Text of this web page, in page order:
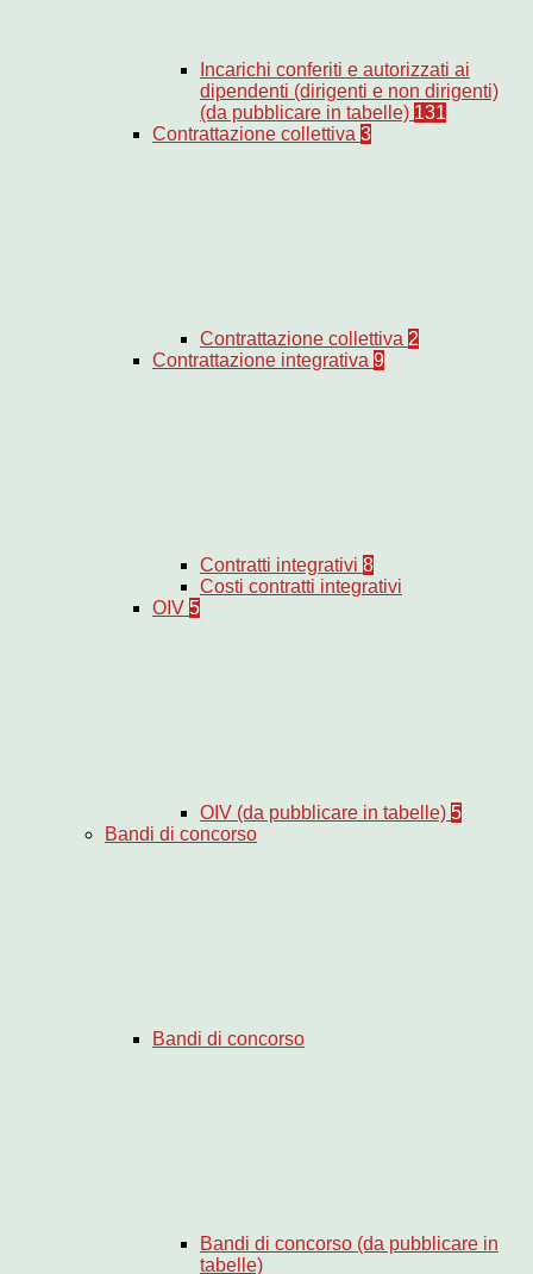
Incarichi conferiti e autorizzati ai
dipendenti (dirigenti e non dirigenti)
(da pubblicare in tabelle) 131
Contrattazione collettiva 3
Contrattazione collettiva 2
Contrattazione integrativa 9
Contratti integrativi 8
Costi contratti integrativi
OIV 5
OIV (da pubblicare in tabelle) 5
Bandi di concorso
Bandi di concorso
Bandi di concorso (da pubblicare in
tabelle)